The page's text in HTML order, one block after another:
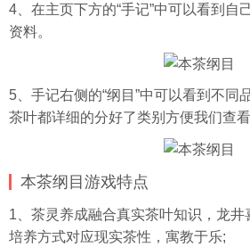
4、在主页下方的“手记”中可以看到自
资料。
5、手记右侧的“纲目”中可以看到不同
茶叶都详细的分好了类别方便我们查看
本茶纲目游戏特点
1、茶灵养成融合真实茶叶知识，龙井
培养方式对应现实茶性，寓教于乐;